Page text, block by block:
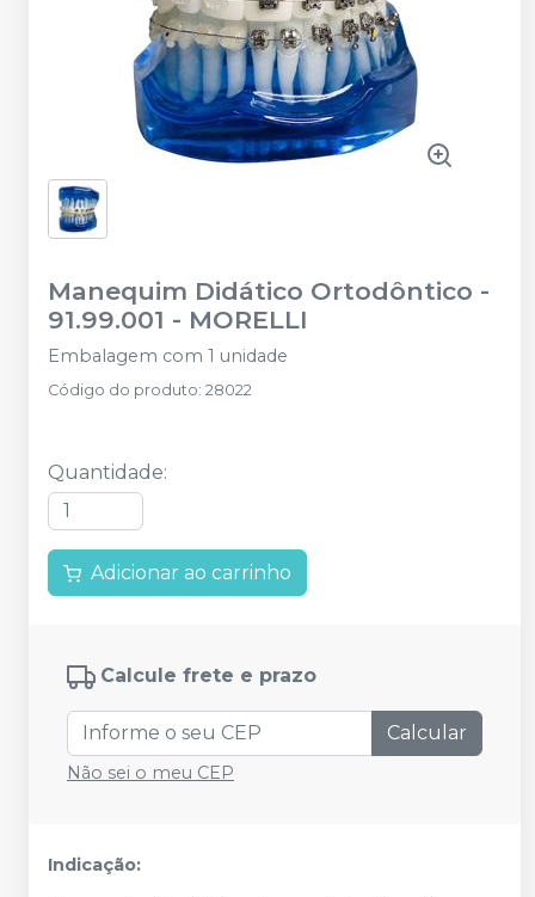
Manequim Didático Ortodôntico -
91.99.001 - MORELLI
Embalagem com 1 unidade
Código do produto: 28022
Quantidade:
Adicionar ao carrinho
Calcule frete e prazo
Calcular
Não sei o meu CEP
Indicação: